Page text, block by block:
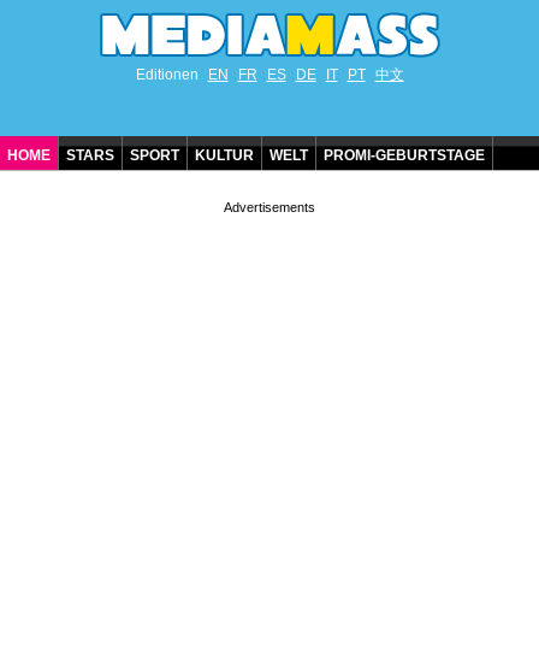
Editionen EN FR ES DE IT PT 中文
HOME STARS SPORT KULTUR WELT PROMI-GEBURTSTAGE